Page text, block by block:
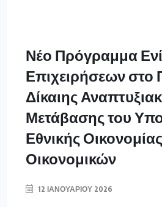
Νέο Πρόγραμμα
Επιχειρήσεων στο
Δίκαιης
Μετάβασης του
Εθνικής
Οικονομικών
12 ΙΑΝΟΥΑΡΊΟΥ 2026